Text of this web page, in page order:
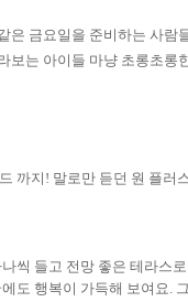
금요일을 준비하는 사람
보는 아이들 마냥 초롱초롱
까지! 말로만 듣던 원 플러
씩 들고 전망 좋은 테라스
도 행복이 가득해 보여요